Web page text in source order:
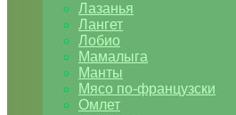
Лазанья
Лангет
Лобио
Мамалыга
Манты
Мясо по-французски
Омлет